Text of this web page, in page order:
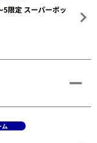
5限定 スーパーボッ
ム